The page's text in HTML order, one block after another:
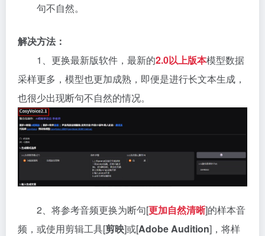
句不自然。
解决方法：
1、更换最新版软件，最新的2.0以上版本模型数据
采样更多，模型也更加成熟，即便是进行长文本生成，
也很少出现断句不自然的情况。
2、将参考音频更换为断句[更加自然清晰]的样本音
频，或使用剪辑工具[剪映]或[Adobe Audition]，将样